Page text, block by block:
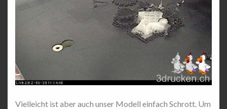
Vielleicht ist aber auch unser Modell einfach Schrott. Um